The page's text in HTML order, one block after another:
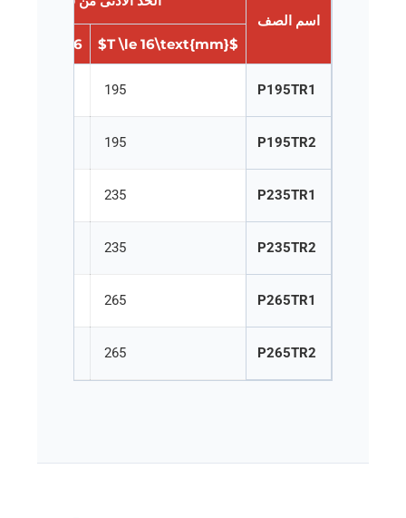
اسم الصف
$T \le 16\text{mm}$
$16 < T \le 40\text{mm}$
P195TR1
195
P195TR2
195
P235TR1
235
P235TR2
235
P265TR1
265
P265TR2
265